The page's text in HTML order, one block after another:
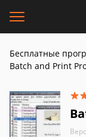
Бесплатные
Batch and Print